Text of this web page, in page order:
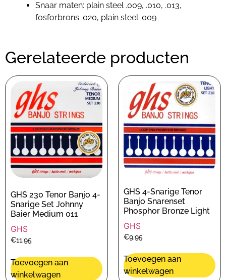
Snaar maten: plain steel .009, .010, .013,
fosforbrons .020, plain steel .009
Gerelateerde producten
GHS 230 Tenor Banjo 4-
Snarige Set Johnny
Baier Medium 011
GHS
€11,95
Toevoegen aan
winkelwagen
GHS 4-Snarige Tenor
Banjo Snarenset
Phosphor Bronze Light
GHS
€9,95
Toevoegen aan
winkelwagen